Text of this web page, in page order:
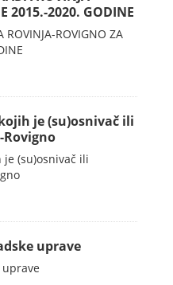
2015.-2020. GODINE
ROVINJA-ROVIGNO ZA
je (su)osnivač ili
(su)osnivač ili
uprave